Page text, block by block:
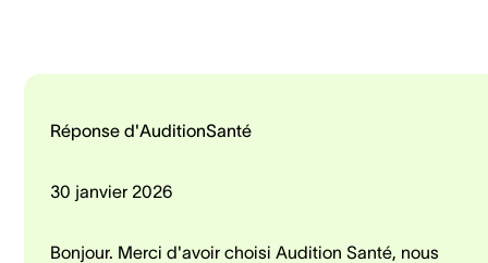
Réponse d'AuditionSanté
30 janvier 2026
Bonjour. Merci d'avoir choisi Audition Santé, nous